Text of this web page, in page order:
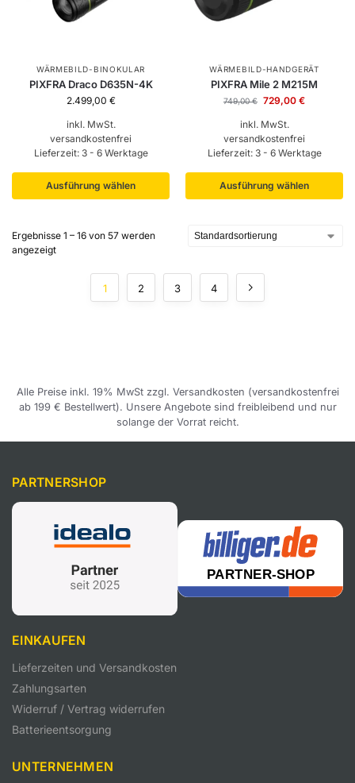
WÄRMEBILD-BINOKULAR
PIXFRA Draco D635N-4K
2.499,00 €
inkl. MwSt.
versandkostenfrei
Lieferzeit: 3 - 6 Werktage
Ausführung wählen
WÄRMEBILD-HANDGERÄT
PIXFRA Mile 2 M215M
749,00€ 729,00 €
inkl. MwSt.
versandkostenfrei
Lieferzeit: 3 - 6 Werktage
Ausführung wählen
Ergebnisse 1 – 16 von 57 werden
angezeigt
1 2 3 4
Alle Preise inkl. 19% MwSt zzgl. Versandkosten (versandkostenfrei
ab 199 € Bestellwert). Unsere Angebote sind freibleibend und nur
solange der Vorrat reicht.
PARTNERSHOP
EINKAUFEN
Lieferzeiten und Versandkosten
Zahlungsarten
Widerruf / Vertrag widerrufen
Batterieentsorgung
UNTERNEHMEN